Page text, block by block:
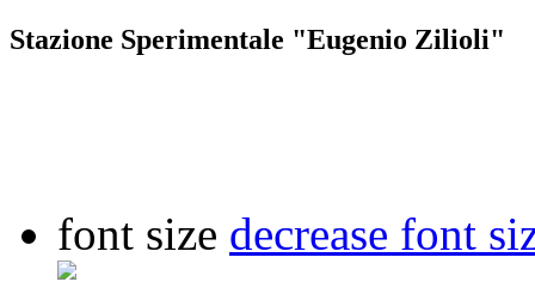
Stazione Sperimentale "Eugenio Zilioli"
font size decrease font